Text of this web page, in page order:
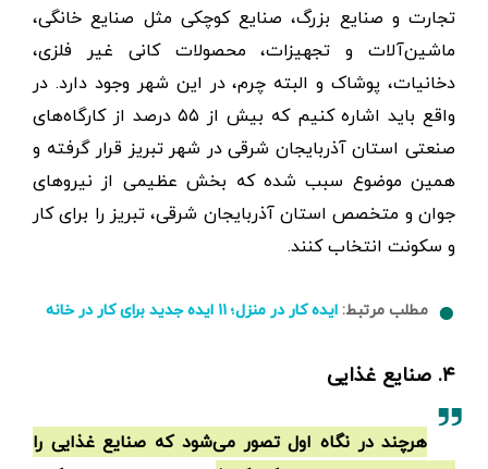
تجارت و صنایع بزرگ، صنایع کوچکی مثل صنایع خانگی،
ماشین‌آلات و تجهیزات، محصولات کانی غیر فلزی،
دخانیات، پوشاک و البته چرم، در این شهر وجود دارد. در
واقع باید اشاره کنیم که بیش از ۵۵ درصد از کارگاه‌های
صنعتی استان آذربایجان شرقی در شهر تبریز قرار گرفته و
همین موضوع سبب شده که بخش عظیمی از نیروهای
جوان و متخصص استان آذربایجان شرقی، تبریز را برای کار
و سکونت انتخاب کنند.
مطلب مرتبط: ایده کار در منزل؛ ۱۱ ایده‌ جدید برای کار در خانه
۴. صنایع غذایی
هرچند در نگاه اول تصور می‌شود که صنایع غذایی را